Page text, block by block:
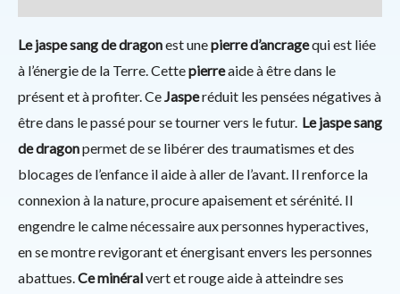
Le jaspe sang de dragonest unepierre d’ancragequi est liée
à l’énergie de la Terre. Cettepierreaide à être dans le
présent et à profiter. CeJasperéduit les pensées négatives à
être dans le passé pour se tourner vers le futur. Le jaspe sang
de dragonpermet de se libérer des traumatismes et des
blocages de l’enfance il aide à aller de l’avant. Il renforce la
connexion à la nature, procure apaisement et sérénité. Il
engendre le calme nécessaire aux personnes hyperactives,
en se montre revigorant et énergisant envers les personnes
abattues.Ce minéralvert et rouge aide à atteindre ses